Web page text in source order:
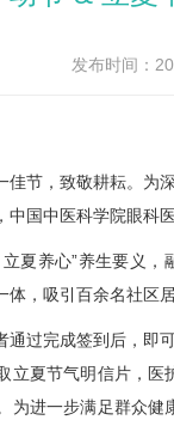
发布时间：
节，致敬耕耘。为
国中医科学院眼科
夏养心”养生要义
，吸引百余名社区
通过完成签到后，即
立夏节气明信片，
为进一步满足群众健